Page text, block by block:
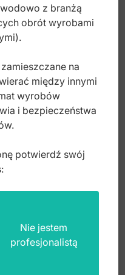
145mm
z branżą
obrót wyrobami
na
między innymi
wyrobów
i bezpieczeństwa
potwierdź swój
Nie jestem
profesjonalistą